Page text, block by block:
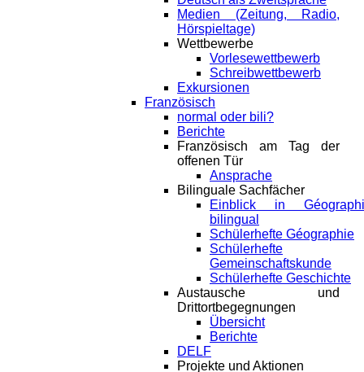
Medien (Zeitung, Radio,
Hörspieltage)
Wettbewerbe
Vorlesewettbewerb
Schreibwettbewerb
Exkursionen
Französisch
normal oder bili?
Berichte
Französisch am Tag der
offenen Tür
Ansprache
Bilinguale Sachfächer
Einblick in
bilingual
Schülerhefte Géographie
Schülerhefte
Gemeinschaftskunde
Schülerhefte Geschichte
Austausche und
Drittortbegegnungen
Übersicht
Berichte
DELF
Projekte und Aktionen